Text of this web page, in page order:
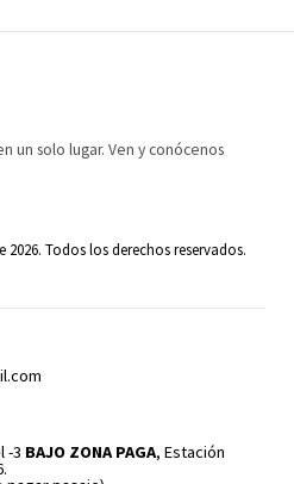
un solo lugar. Ven y conócenos
Todos los derechos reservados.
-3 BAJO ZONA PAGA, Estación